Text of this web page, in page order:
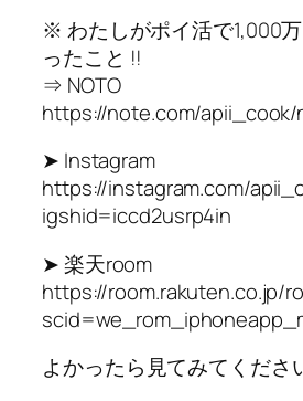
※ わたしがポイ活で1,000
ったこと !!
⇒ NOTO
https://note.com/
➤ Instagram
https://instagram.com/
igshid=iccd2usrp4in
➤ 楽天room
https://room.rakuten.co.jp/
よかったら見てみてくださ